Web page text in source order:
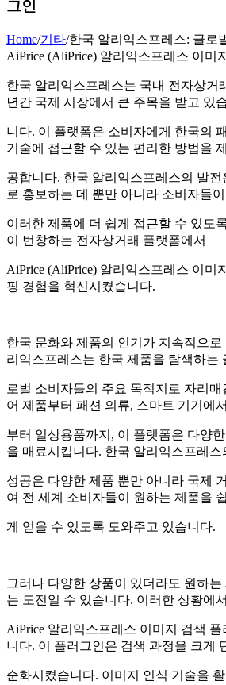
그인
Home/기타/한국 알리익스프레스: 글로
AiPrice (AliPrice) 알리익스프레스 이미
한국 알리익스프레스는 국내 전자상거
년간 국제 시장에서 큰 주목을 받고 있
니다. 이 플랫폼은 소비자에게 한국의
기술에 접근할 수 있는 편리한 방법을 제
공합니다. 한국 알리익스프레스의 발
로 홍보하는 데 뿐만 아니라 소비자들이
이러한 제품에 더 쉽게 접근할 수 있도
이 번창하는 전자상거래 플랫폼에서
AiPrice (AliPrice) 알리익스프레스 이미
핑 경험을 혁신시켰습니다.
한국 문화와 제품의 인기가 지속적으
리익스프레스는 한국 제품을 탐색하는
로벌 소비자들의 주요 목적지로 자리매
어 제품부터 패션 의류, 스마트 기기에서
부터 일상용품까지, 이 플랫폼은 다양
을 매료시킵니다. 한국 알리익스프레스
성공은 다양한 제품 뿐만 아니라 국제
여 전 세계 소비자들이 원하는 제품을 쉽
게 얻을 수 있도록 도와주고 있습니다.
그러나 다양한 상품이 있더라도 원하
는 도전일 수 있습니다. 이러한 상황에서
AiPrice 알리익스프레스 이미지 검색
니다. 이 플러그인은 검색 과정을 크게
순화시켰습니다. 이미지 인식 기술을